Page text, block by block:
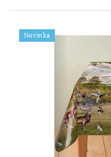
Novinka